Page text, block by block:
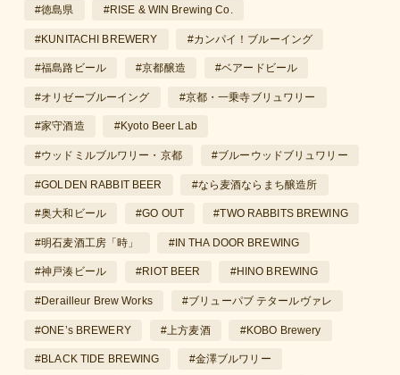
#徳島県 #RISE & WIN Brewing Co.
#KUNITACHI BREWERY #カンパイ！ブルーイング
#福島路ビール #京都醸造 #ベアードビール
#オリゼーブルーイング #京都・一乗寺ブリュワリー
#家守酒造 #Kyoto Beer Lab
#ウッドミルブルワリー・京都 #ブルーウッドブリュワリー
#GOLDEN RABBIT BEER #なら麦酒ならまち醸造所
#奥大和ビール #GO OUT #TWO RABBITS BREWING
#明石麦酒工房「時」 #IN THA DOOR BREWING
#神戸湊ビール #RIOT BEER #HINO BREWING
#Derailleur Brew Works #ブリューパブ テタールヴァレ
#ONE’s BREWERY #上方麦酒 #KOBO Brewery
#BLACK TIDE BREWING #金澤ブルワリー